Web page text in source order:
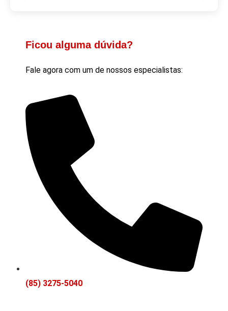
Ficou alguma dúvida?
Fale agora com um de nossos especialistas:
(85) 3275-5040